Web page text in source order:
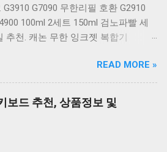
Retro. COX CK01 교체축 사이드
밍 기계식 키보드 네이비 CK01NV적축
리키보드 XTRFY MX BOARD 3.1 RGB
식 게이밍 키보드 갈축 그레이 화이트
텐키리스 기계식키보드 구매를 고려
가 할인 혜택을 놓치지 마세요. 다양
G3910 G7090 무한리필 호환 G2910
100ml 2세트 150ml 검노파빨 세
추천. 캐논 무한 잉크젯 복합기
G2910 잉크포함 정품 무한복합기 컬
복합기 가정용프린터 상세정보참조.
즈 프린터 정품 헤드 카트리지
G3900 G4900 G2910 G3910
READ MORE »
보드 추천, 상품정보 및